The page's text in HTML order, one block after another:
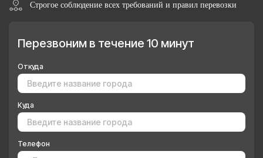
Строгое соблюдение всех требований и правил перевозки
Перезвоним в течение 10 минут
Откуда
Куда
Телефон